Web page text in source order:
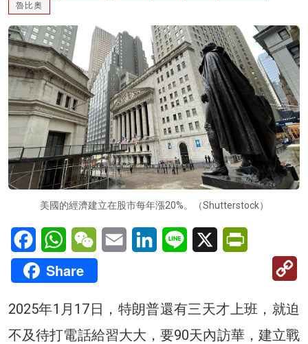
關於我們
魯比奧
美國的經濟建立在股市每年漲20%。（Shutterstock）
FacebookWhatsAppWeChatEmail LinkedInLine X
Share
2025年1月17日，特朗普還有三天才上班，就迫
不及待打電話給習大大，要90天內訪華，建立戰